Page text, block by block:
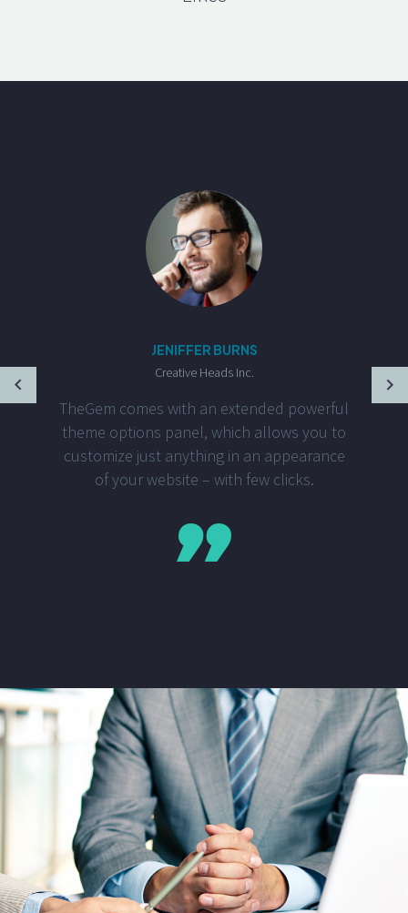
JENIFFER BURNS
Creative Heads Inc.
TheGem comes with an extended powerful
theme options panel, which allows you to
customize just anything in an appearance
of your website – with few clicks.
